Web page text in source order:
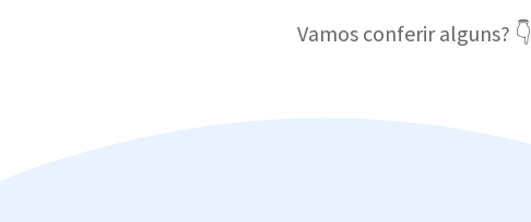
Vamos conferir alguns? 👇